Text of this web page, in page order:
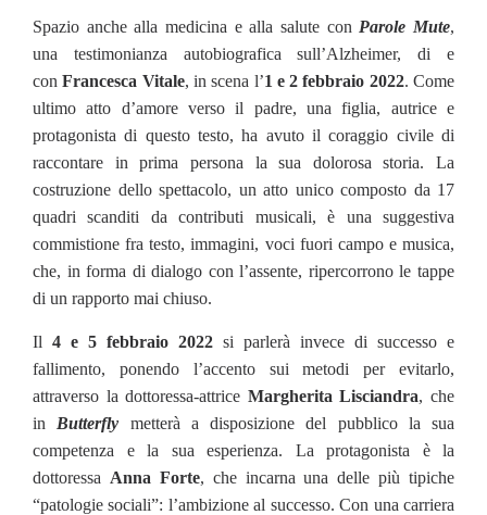
Spazio anche alla medicina e alla salute con Parole Mute,
una testimonianza autobiografica sull’Alzheimer, di e
conFrancesca Vitale, in scena l’1 e 2 febbraio 2022. Come
ultimo atto d’amore verso il padre, una figlia, autrice e
protagonista di questo testo, ha avuto il coraggio civile di
raccontare in prima persona la sua dolorosa storia. La
costruzione dello spettacolo, un atto unico composto da 17
quadri scanditi da contributi musicali, è una suggestiva
commistione fra testo, immagini, voci fuori campo e musica,
che, in forma di dialogo con l’assente, ripercorrono le tappe
di un rapporto mai chiuso.
Il 4 e 5 febbraio 2022 si parlerà invece di successo e
fallimento, ponendo l’accento sui metodi per evitarlo,
attraverso la dottoressa-attrice Margherita Lisciandra, che
in Butterfly metterà a disposizione del pubblico la sua
competenza e la sua esperienza. La protagonista è la
dottoressa Anna Forte, che incarna una delle più tipiche
“patologie sociali”: l’ambizione al successo. Con una carriera